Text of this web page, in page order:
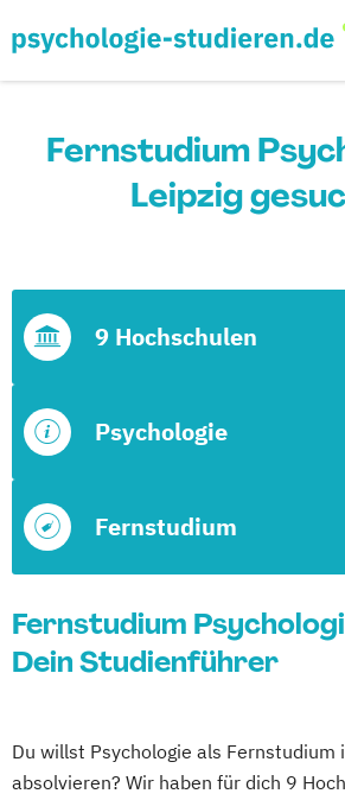
Fernstudium
Leipzig
Fernstudium
Psychologie
9 Hochschulen
Fernstudium
Dein Studienführer
Du willst Psychologie als Fernstudium
absolvieren? Wir haben für dich 9